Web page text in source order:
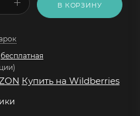
В КОРЗИНУ
бесплатная
Купить на Wildberries